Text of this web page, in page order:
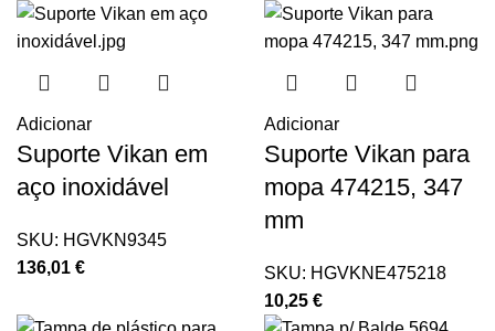
Adicionar
Suporte Vikan em
aço inoxidável
SKU: HGVKN9345
136,01 €
Adicionar
Suporte Vikan para
mopa 474215, 347
mm
SKU: HGVKNE475218
10,25 €